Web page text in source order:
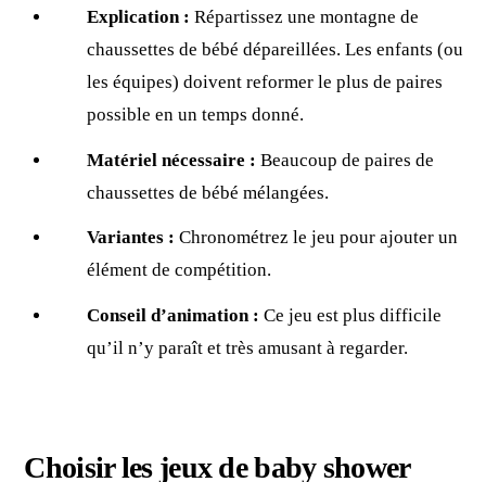
Explication : Répartissez une montagne de
chaussettes de bébé dépareillées. Les enfants (ou
les équipes) doivent reformer le plus de paires
possible en un temps donné.
Matériel nécessaire : Beaucoup de paires de
chaussettes de bébé mélangées.
Variantes : Chronométrez le jeu pour ajouter un
élément de compétition.
Conseil d’animation : Ce jeu est plus difficile
qu’il n’y paraît et très amusant à regarder.
Choisir les jeux de baby shower